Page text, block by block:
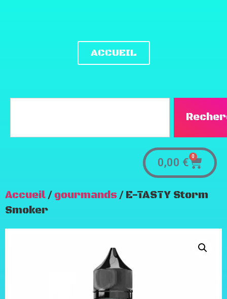
ACCUEIL
0,00 € 0
Accueil/ gourmands/ E-TASTY Storm
Smoker